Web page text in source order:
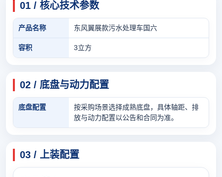
01 / 核心技术参数
产品名称 东风翼展款污水处理车国六
容积 3立方
02 / 底盘与动力配置
底盘配置
按采购场景选择成熟底盘，具体轴距、排
放与动力配置以公告和合同为准。
03 / 上装配置